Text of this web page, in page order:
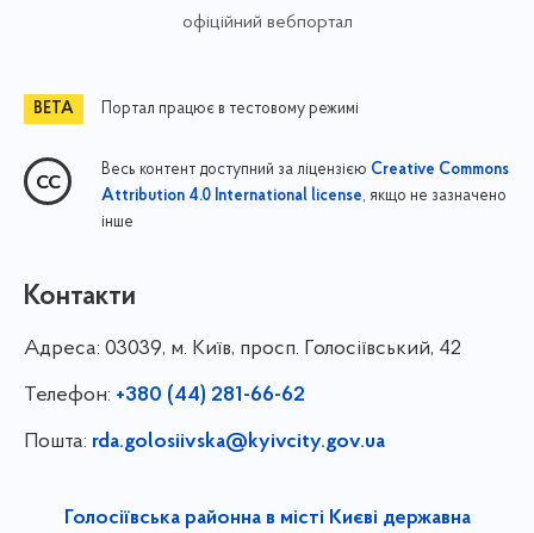
офіційний вебпортал
Портал працює в тестовому режимі
Весь контент доступний за ліцензією Creative Commons
Attribution 4.0 International license, якщо не зазначено
інше
Контакти
Адреса: 03039, м. Київ, просп. Голосіївський, 42
Телефон: +380 (44) 281-66-62
Пошта: rda.golosiivska@kyivcity.gov.ua
Голосіївська районна в місті Києві державна